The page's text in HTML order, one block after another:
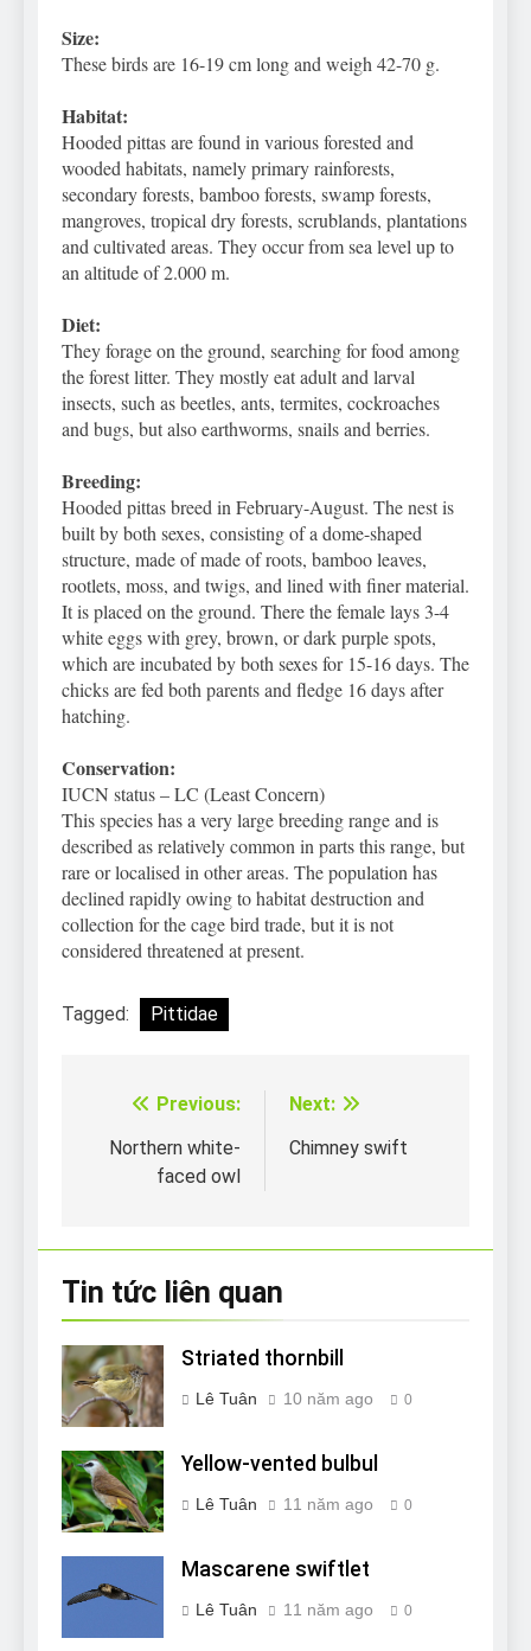
Size:
These birds are 16-19 cm long and weigh 42-70 g.
Habitat:
Hooded pittas are found in various forested and
wooded habitats, namely primary rainforests,
secondary forests, bamboo forests, swamp forests,
mangroves, tropical dry forests, scrublands, plantations
and cultivated areas. They occur from sea level up to
an altitude of 2.000 m.
Diet:
They forage on the ground, searching for food among
the forest litter. They mostly eat adult and larval
insects, such as beetles, ants, termites, cockroaches
and bugs, but also earthworms, snails and berries.
Breeding:
Hooded pittas breed in February-August. The nest is
built by both sexes, consisting of a dome-shaped
structure, made of made of roots, bamboo leaves,
rootlets, moss, and twigs, and lined with finer material.
It is placed on the ground. There the female lays 3-4
white eggs with grey, brown, or dark purple spots,
which are incubated by both sexes for 15-16 days. The
chicks are fed both parents and fledge 16 days after
hatching.
Conservation:
IUCN status – LC (Least Concern)
This species has a very large breeding range and is
described as relatively common in parts this range, but
rare or localised in other areas. The population has
declined rapidly owing to habitat destruction and
collection for the cage bird trade, but it is not
considered threatened at present.
Tagged: Pittidae
Điều
hướng
Previous:
Northern white-
faced owl
Next:
Chimney swift
Tin tức liên quan
Striated thornbill
Lê Tuân 10 năm ago 0
Yellow-vented bulbul
Lê Tuân 11 năm ago 0
Mascarene swiftlet
Lê Tuân 11 năm ago 0